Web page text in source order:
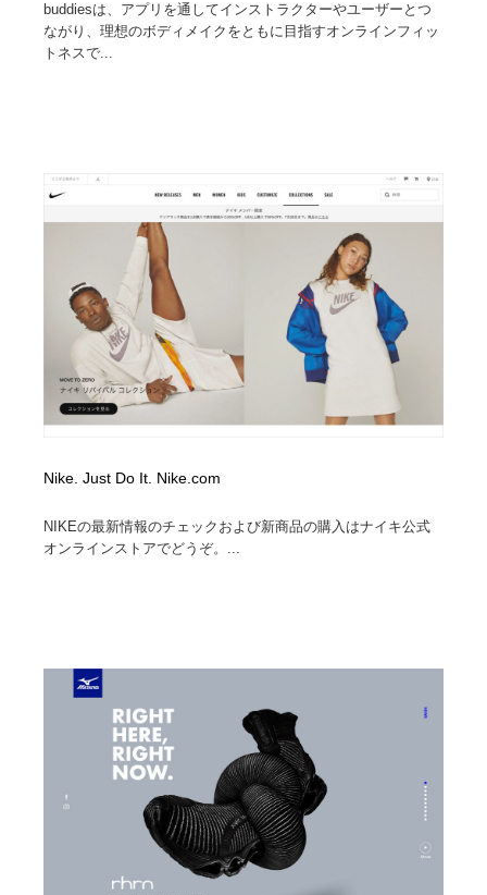
buddiesは、アプリを通してインストラクターやユーザーとつ
ながり、理想のボディメイクをともに目指すオンラインフィッ
トネスで...
Nike. Just Do It. Nike.com
NIKEの最新情報のチェックおよび新商品の購入はナイキ公式
オンラインストアでどうぞ。...